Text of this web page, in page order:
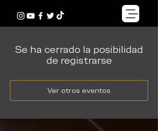
Se ha cerrado la posibilidad
de registrarse
Ver otros eventos